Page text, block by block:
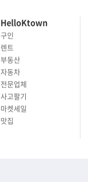
HelloKtown
구인
렌트
부동산
자동차
전문업체
사고팔기
마켓세일
맛집